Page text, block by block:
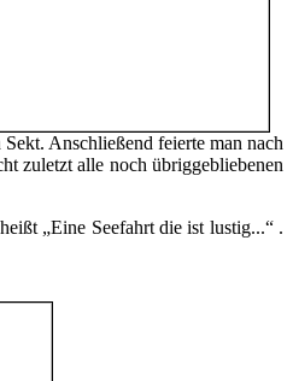
Anschließend feierte man nach
zuletzt alle noch übriggebliebenen
„Eine Seefahrt die ist lustig...“ .